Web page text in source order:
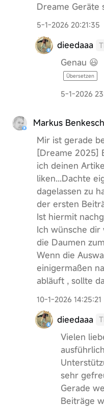
Dreame Geräte
5-1-2026 20:21:35
dieedaaa
Genau 😃
Übersetzen
5-1-2026
Markus Benkesch
Mir ist gerade
[Dreame 2025]
ich deinen
liken...Dachte
dagelassen zu
der ersten
Ist hiermit
Ich wünsche
die Daumen
Wenn die
einigermaßen
abläuft , sollte
10-1-2026 14:25:21
dieedaaa
Vielen
sehr
Gerade
Beiträge